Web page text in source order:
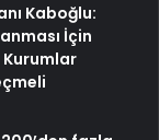
Kaboğlu:
İçin
Kurumlar